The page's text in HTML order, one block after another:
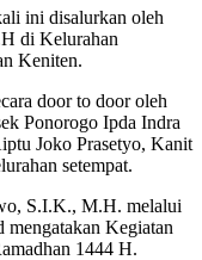
ini disalurkan oleh
di Kelurahan
Keniten.
door to door oleh
Ponorogo Ipda Indra
Joko Prasetyo, Kanit
setempat.
S.I.K., M.H. melalui
Kegiatan
1444 H.